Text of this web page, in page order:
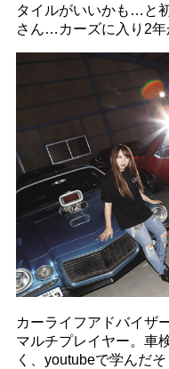
タイルがいいかも…と
さん…カーズに入り2年
カーライフアドバイザ
マルチプレイヤー。車
く、youtubeで学んだ